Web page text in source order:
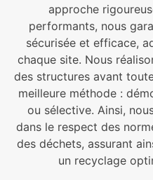
approche
performants, nous
sécurisée et efficace,
chaque site. Nous
des structures avant
meilleure méthode :
ou sélective. Ainsi,
dans le respect des
des déchets, assurant
un recyclage